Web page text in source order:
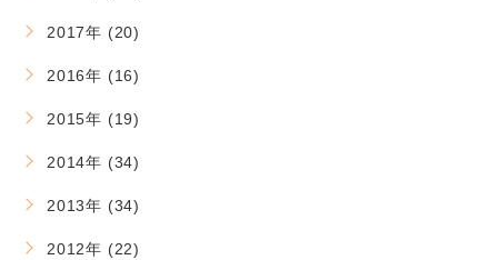
2017年 (20)
2016年 (16)
2015年 (19)
2014年 (34)
2013年 (34)
2012年 (22)